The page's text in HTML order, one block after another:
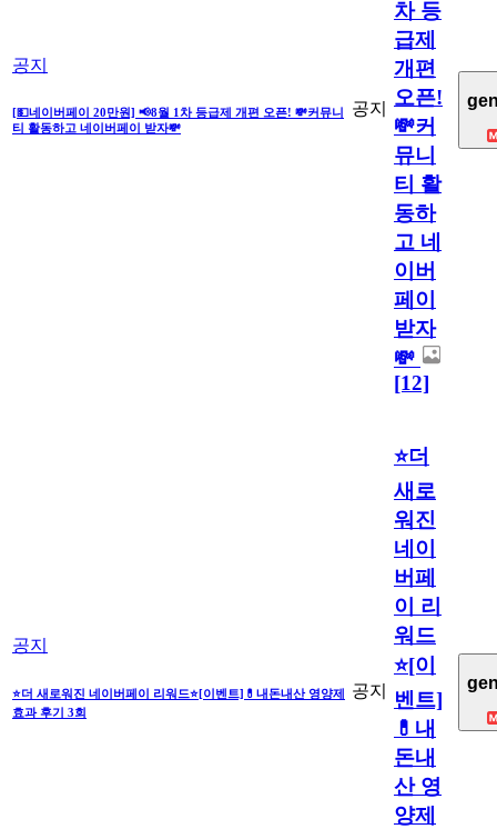
공지
[💵네이버페이 20만원] 📢8월 1차 등급제 개편 오픈! 💸커뮤니
티 활동하고 네이버페이 받자💸
공지
차 등
급제
개편
오픈!
💸커
뮤니
티 활
동하
고 네
이버
페이
받자
💸
[12]
공지
⭐더 새로워진 네이버페이 리워드⭐[이벤트]💊내돈내산 영양제
효과 후기 3회
공지
⭐더
새로
워진
네이
버페
이 리
워드
⭐[이
벤트]
💊내
돈내
산 영
양제